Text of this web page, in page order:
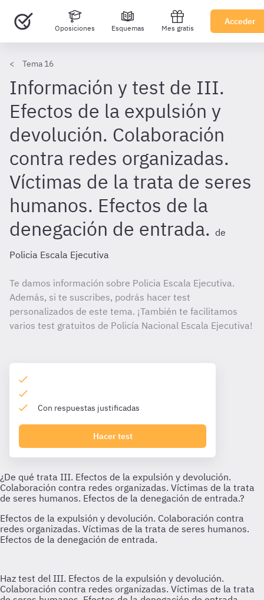
Oposiciones Esquemas Mes gratis
Acceder
Tema 16
Información y test de III.
Efectos de la expulsión y
devolución. Colaboración
contra redes organizadas.
Víctimas de la trata de seres
humanos. Efectos de la
denegación de entrada. de
Policia Escala Ejecutiva
Te damos información sobre Policia Escala Ejecutiva.
Además, si te suscribes, podrás hacer test
personalizados de este tema. ¡También te facilitamos
varios test gratuitos de Policía Nacional Escala Ejecutiva!
Con respuestas justificadas
Hacer test